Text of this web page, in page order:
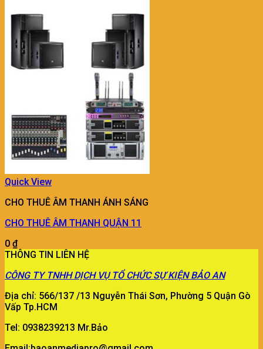
Quick View
CHO THUÊ ÂM THANH ÁNH SÁNG
CHO THUÊ ÂM THANH QUẬN 11
0 ₫
THÔNG TIN LIÊN HỆ
CÔNG TY TNHH DỊCH VỤ TỔ CHỨC SỰ KIỆN BẢO AN
Địa chỉ: 566/137 /13 Nguyễn Thái Sơn, Phường 5 Quận Gò
Vấp Tp.HCM
Tel: 0938239213 Mr.Bảo